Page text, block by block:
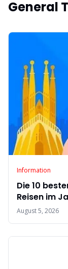
General
Information
Die 10
Reisen im
August 5, 2026